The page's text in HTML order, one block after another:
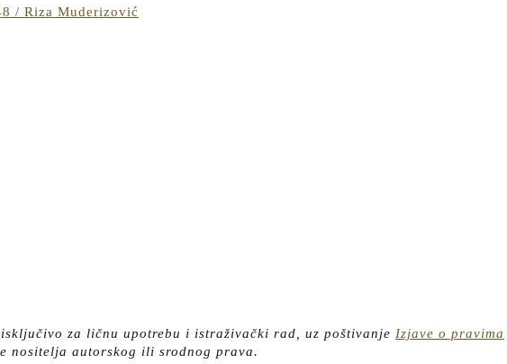
/ Riza Muderizović
za ličnu upotrebu i istraživački rad, uz poštivanje Izjave o pravima
nositelja autorskog ili srodnog prava.